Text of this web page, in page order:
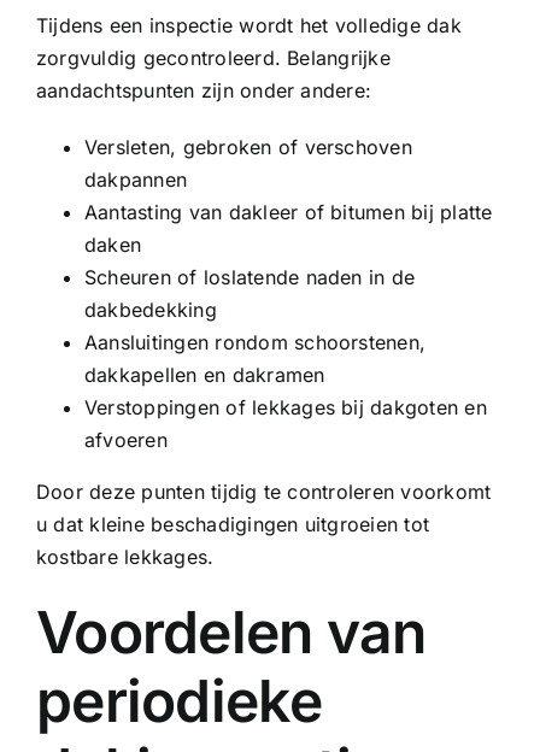
Tijdens een inspectie wordt het volledige dak
zorgvuldig gecontroleerd. Belangrijke
aandachtspunten zijn onder andere:
Versleten, gebroken of verschoven
dakpannen
Aantasting van dakleer of bitumen bij platte
daken
Scheuren of loslatende naden in de
dakbedekking
Aansluitingen rondom schoorstenen,
dakkapellen en dakramen
Verstoppingen of lekkages bij dakgoten en
afvoeren
Door deze punten tijdig te controleren voorkomt
u dat kleine beschadigingen uitgroeien tot
kostbare lekkages.
Voordelen van
periodieke